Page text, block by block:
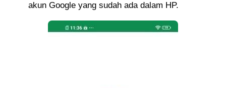
akun Google yang sudah ada dalam HP.